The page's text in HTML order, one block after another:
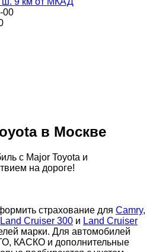
00
в Москве
с Major Toyota и
на дороге!
страхование для Camry,
Land Cruiser 300 и Land Cruiser
марки. Для автомобилей
КАСКО и дополнительные